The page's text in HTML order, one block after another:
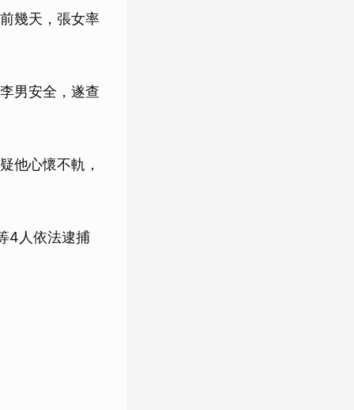
幾天，張女率
男安全，遂查
他心懷不軌，
4人依法逮捕